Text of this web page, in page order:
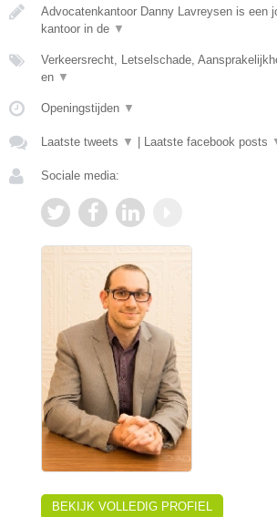
Advocatenkantoor Danny Lavreysen is een
kantoor in de ▼
Verkeersrecht, Letselschade,
en ▼
Openingstijden ▼
Laatste tweets ▼ Laatste facebook posts
Sociale media:
BEKIJK VOLLEDIG PROFIEL